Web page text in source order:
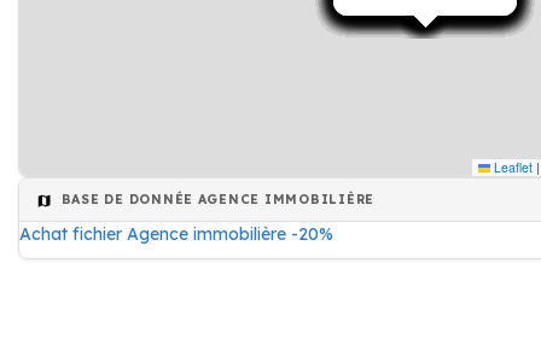
Leaflet |
BASE DE DONNÉE AGENCE IMMOBILIÈRE
Achat fichier Agence immobilière -20%